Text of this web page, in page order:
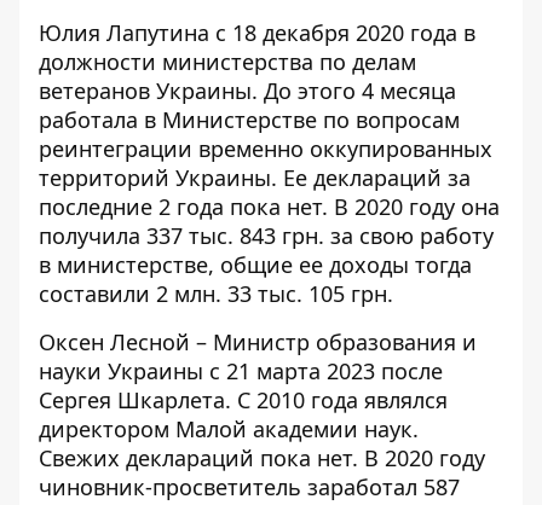
Юлия Лапутина с 18 декабря 2020 года в
должности министерства по делам
ветеранов Украины. До этого 4 месяца
работала в Министерстве по вопросам
реинтеграции временно оккупированных
территорий Украины. Ее деклараций за
последние 2 года пока нет. В 2020 году она
получила 337 тыс. 843 грн. за свою работу
в министерстве, общие ее доходы тогда
составили 2 млн. 33 тыс. 105 грн.
Оксен Лесной – Министр образования и
науки Украины с 21 марта 2023 после
Сергея Шкарлета. С 2010 года являлся
директором Малой академии наук.
Свежих деклараций пока нет. В 2020 году
чиновник-просветитель заработал 587